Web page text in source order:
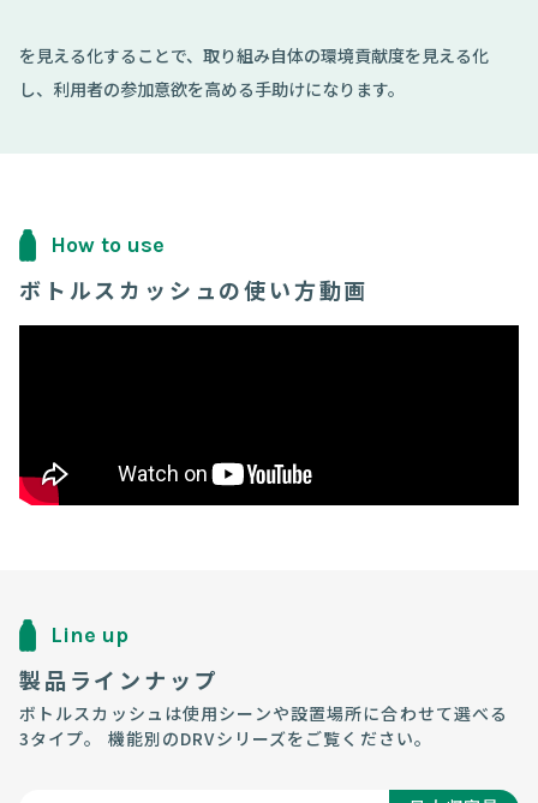
を見える化することで、取り組み自体の環境貢献度を見える化
し、利用者の参加意欲を高める手助けになります。
How to use
ボトルスカッシュの使い方動画
Line up
製品ラインナップ
ボトルスカッシュは使用シーンや設置場所に合わせて選べる
3タイプ。
機能別のDRVシリーズをご覧ください。